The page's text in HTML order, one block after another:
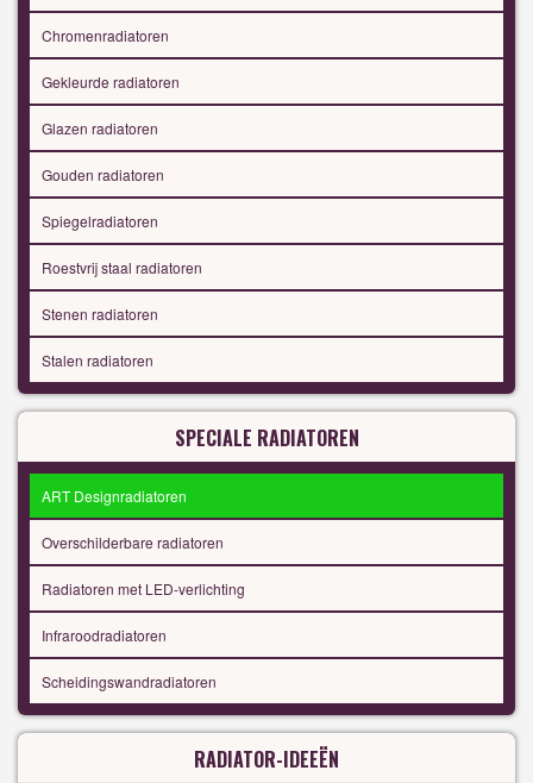
Chromenradiatoren
Gekleurde radiatoren
Glazen radiatoren
Gouden radiatoren
Spiegelradiatoren
Roestvrij staal radiatoren
Stenen radiatoren
Stalen radiatoren
SPECIALE RADIATOREN
ART Designradiatoren
Overschilderbare radiatoren
Radiatoren met LED-verlichting
Infraroodradiatoren
Scheidingswandradiatoren
RADIATOR-IDEEËN